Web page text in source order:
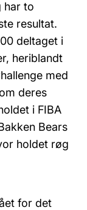
har to
resultat.
deltaget i
heriblandt
med
deres
i FIBA
Bears
holdet røg
for det